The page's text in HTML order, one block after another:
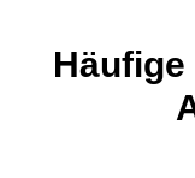
Häufige